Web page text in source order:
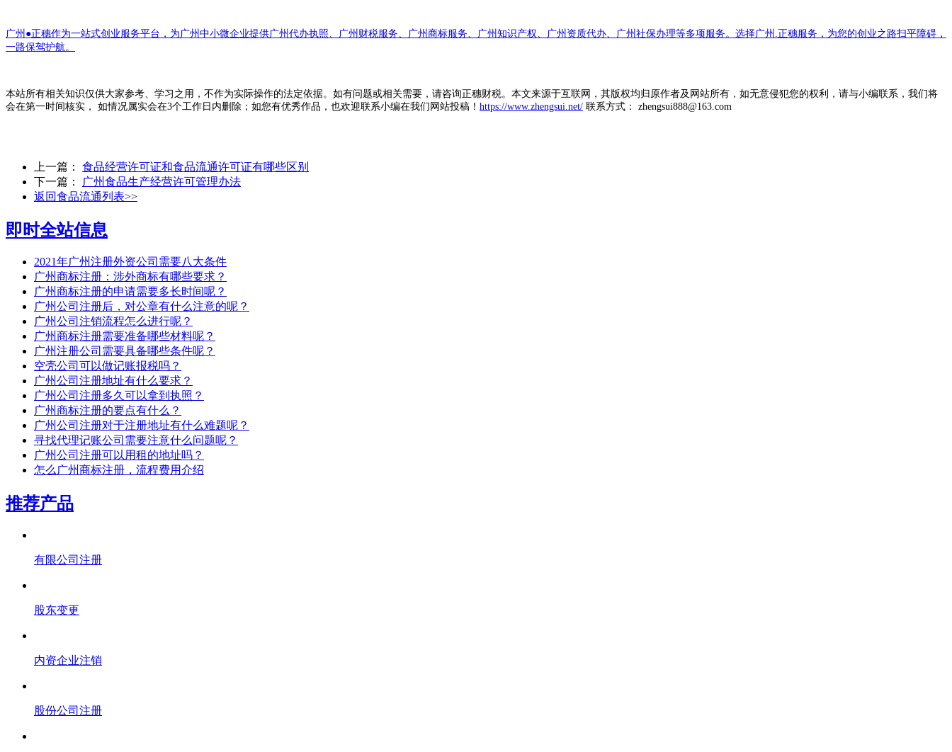
广州●正穗作为一站式创业服务平台，为广州中小微企业提供广州代办执照、广州财税服务、广州商标服务、广州知识产权、广州资质代办、广州社保办理等多项服务。选择广州.正穗服务，为您的创业之路扫平障碍，
一路保驾护航。
本站所有相关知识仅供大家参考、学习之用，不作为实际操作的法定依据。如有问题或相关需要，请咨询正穗财税。本文来源于互联网，其版权均归原作者及网站所有，如无意侵犯您的权利，请与小编联系，我们将
会在第一时间核实， 如情况属实会在3个工作日内删除；如您有优秀作品，也欢迎联系小编在我们网站投稿！ https://www.zhengsui.net/ 联系方式： zhengsui888@163.com
上一篇： 食品经营许可证和食品流通许可证有哪些区别
下一篇：
广州食品生产经营许可管理办法
返回食品流通列表>>
即时全站信息
2021年广州注册外资公司需要八大条件
广州商标注册：涉外商标有哪些要求？
广州商标注册的申请需要多长时间呢？
广州公司注册后，对公章有什么注意的呢？
广州公司注销流程怎么进行呢？
广州商标注册需要准备哪些材料呢？
广州注册公司需要具备哪些条件呢？
空壳公司可以做记账报税吗？
广州公司注册地址有什么要求？
广州公司注册多久可以拿到执照？
广州商标注册的要点有什么？
广州公司注册对于注册地址有什么难题呢？
寻找代理记账公司需要注意什么问题呢？
广州公司注册可以用租的地址吗？
怎么广州商标注册，流程费用介绍
推荐产品
有限公司注册
股东变更
内资企业注销
股份公司注册